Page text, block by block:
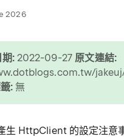
2026
期: 2022-09-27 原文連結:
: 無
生 HttpClient 的設定注意